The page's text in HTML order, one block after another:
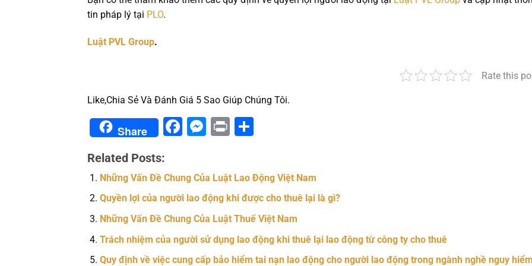
tin pháp lý tại PLO.
Luật PVL Group.
Rate this
Like,Chia Sẻ Và Đánh Giá 5 Sao Giúp Chúng Tôi.
Share Facebook
Messenger
Print
Related Posts:
Những Vấn Đề Chung Của Luật Lao Động Việt Nam
Quyền lợi của người lao động khi được cho thuê lại là gì?
Những Vấn Đề Chung Của Luật Thuế Việt Nam
Trách nhiệm của người sử dụng lao động khi thuê lại lao động từ công ty cho thuê
Quy định về việc cung cấp bảo hiểm tai nạn lao động cho người lao động trong ngành nghề nguy